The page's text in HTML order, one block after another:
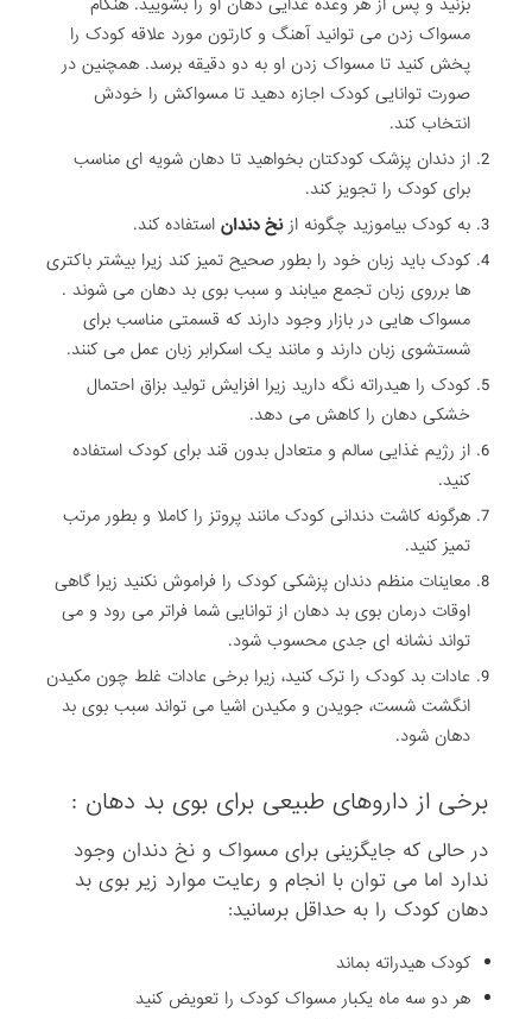
مسواک زدن می توانید آهنگ و کارتون مورد علاقه کودک را
پخش کنید تا مسواک زدن او به دو دقیقه برسد. همچنین در
صورت توانایی کودک اجازه دهید تا مسواکش را خودش
انتخاب کند.
از دندان پزشک کودکتان بخواهید تا دهان شویه ای مناسب
برای کودک را تجویز کند.
به کودک بیاموزید چگونه ازنخ دندان استفاده کند.
کودک باید زبان خود را بطور صحیح تمیز کند زیرا بیشتر باکتری
ها برروی زبان تجمع میابند و سبب بوی بد دهان می شوند .
مسواک هایی در بازار وجود دارند که قسمتی مناسب برای
شستشوی زبان دارند و مانند یک اسکرابر زبان عمل می کنند.
کودک را هیدراته نگه دارید زیرا افزایش تولید بزاق احتمال
خشکی دهان را کاهش می دهد.
از رژیم غذایی سالم و متعادل بدون قند برای کودک استفاده
کنید.
هرگونه کاشت دندانی کودک مانند پروتز را کاملا و بطور مرتب
تمیز کنید.
معاینات منظم دندان پزشکی کودک را فراموش نکنید زیرا گاهی
اوقات درمان بوی بد دهان از توانایی شما فراتر می رود و می
تواند نشانه ای جدی محسوب شود.
عادات بد کودک را ترک کنید، زیرا برخی عادات غلط چون مکیدن
انگشت شست، جویدن و مکیدن اشیا می تواند سبب بوی بد
دهان شود.
برخی از داروهای طبیعی برای بوی بد دهان :
در حالی که جایگزینی برای مسواک و نخ دندان وجود
ندارد اما می توان با انجام و رعایت موارد زیر بوی بد
دهان کودک را به حداقل برسانید:
کودک هیدراته بماند
هر دو سه ماه یکبار مسواک کودک را تعویض کنید